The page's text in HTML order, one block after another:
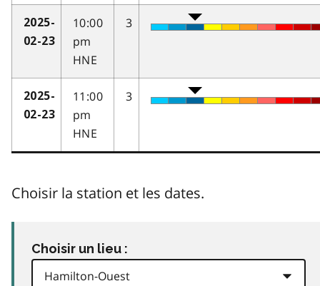
2025-
02-23
10:00
pm
HNE
3
2025-
02-23
11:00
pm
HNE
3
Choisir la station et les dates.
Choisir un lieu :